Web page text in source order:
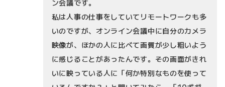
ン会議です。
私は人事の仕事をしていてリモートワークも多
いのですが、オンライン会議中に自分のカメラ
映像が、ほかの人に比べて画質が少し粗いよう
に感じることがあったんです。その画面がきれ
いに映っている人に「何か特別なものを使って